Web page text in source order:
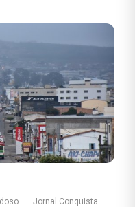
· Jornal Conquista